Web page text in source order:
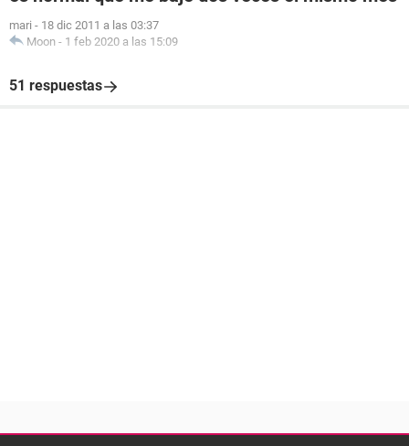
mari - 18 dic 2011 a las 03:37
Moon - 1 feb 2020 a las 15:09
51 respuestas